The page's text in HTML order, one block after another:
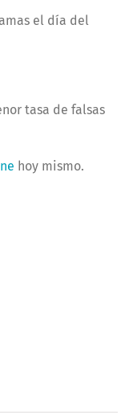
el día del
tasa de falsas
hoy mismo.